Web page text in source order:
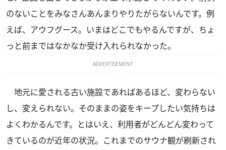
のないことをみなさんあんまりやりたがらないんです。例
えば、アウフグース。いまはどこでもやるんですが、ちょ
っと前まではなかなか受け入れられなかった。
ADVERTISEMENT
地元に愛される古い施設であればあるほど、変わらない
し、変えられない。そのままの姿をキープしたい気持ちは
よくわかるんです。とはいえ、利用者がどんどん変わって
きているのが近年の状況。これまでのサウナ観が刷新され